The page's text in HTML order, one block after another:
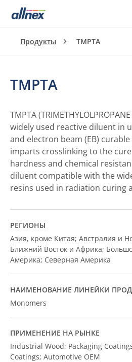
Продукты TMPTA
TMPTA
TMPTA
widely used reactive diluent in
and electron beam (EB)
imparts crosslinking to the
hardness and chemical
diluent compatible with the
resins used in radiation curing
РЕГИОНЫ
Азия, кроме Китая; Австралия и
Ближний Восток и Африка;
Америка; Северная Америка
НАИМЕНОВАНИЕ ЛИНЕЙКИ
Monomers
ПРИМЕНЕНИЕ НА РЫНКЕ
Industrial Wood; Packaging
Coatings; Automotive OEM